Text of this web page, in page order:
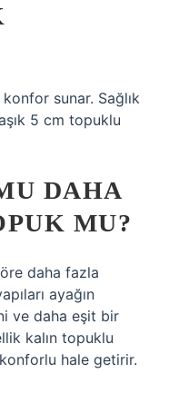
sunar. Sağlık
5 cm topuklu
DAHA
MU?
daha fazla
ayağın
ve daha eşit bir
kalın topuklu
hale getirir.